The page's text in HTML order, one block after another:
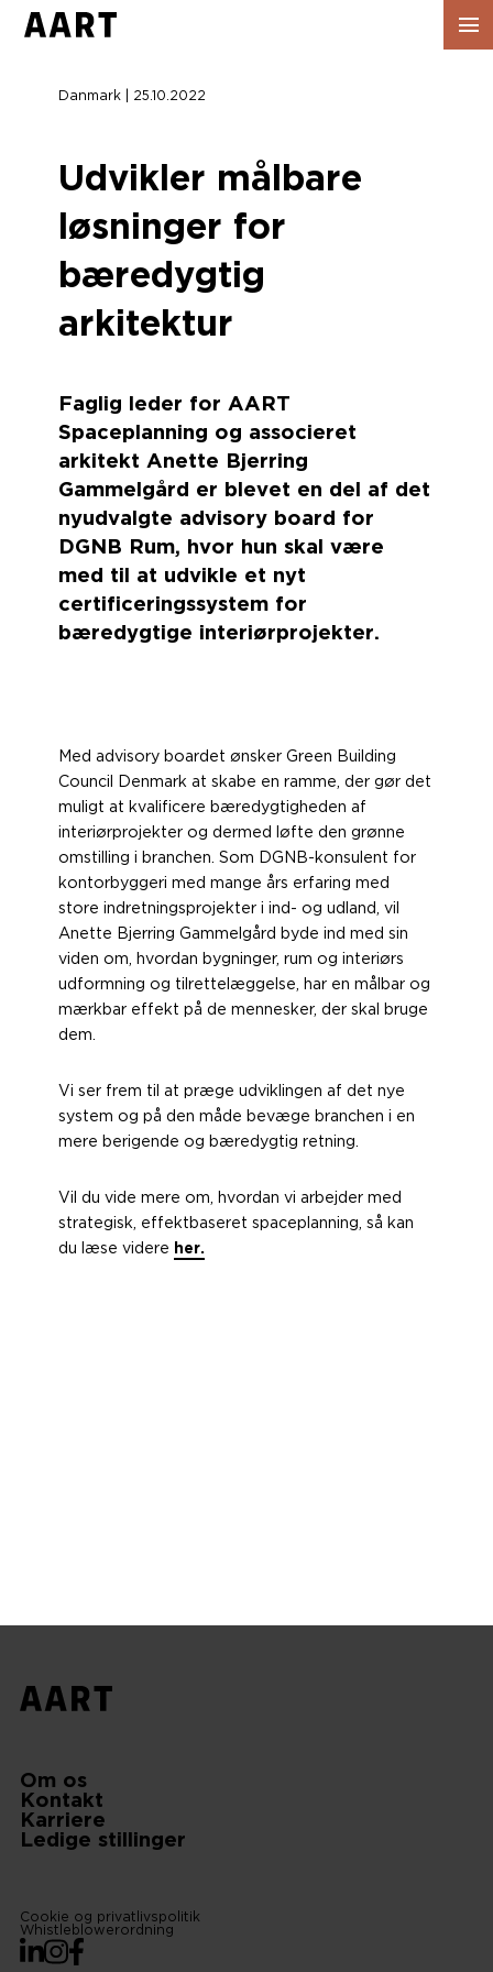
Danmark | 25.10.2022
Udvikler målbare
løsninger for
bæredygtig
arkitektur
Faglig leder for AART
Spaceplanning og associeret
arkitekt Anette Bjerring
Gammelgård er blevet en del af det
nyudvalgte advisory board for
DGNB Rum, hvor hun skal være
med til at udvikle et nyt
certificeringssystem for
bæredygtige interiørprojekter.
Med advisory boardet ønsker Green Building
Council Denmark at skabe en ramme, der gør det
muligt at kvalificere bæredygtigheden af
interiørprojekter og dermed løfte den grønne
omstilling i branchen. Som DGNB-konsulent for
kontorbyggeri med mange års erfaring med
store indretningsprojekter i ind- og udland, vil
Anette Bjerring Gammelgård byde ind med sin
viden om, hvordan bygninger, rum og interiørs
udformning og tilrettelæggelse, har en målbar og
mærkbar effekt på de mennesker, der skal bruge
dem.
Vi ser frem til at præge udviklingen af det nye
system og på den måde bevæge branchen i en
mere berigende og bæredygtig retning.
Vil du vide mere om, hvordan vi arbejder med
strategisk, effektbaseret spaceplanning, så kan
du læse videre
her.
Om os
Kontakt
Karriere
Ledige stillinger
Cookie og privatlivspolitik
Whistleblowerordning
LinkedIn
Instagram
Facebook